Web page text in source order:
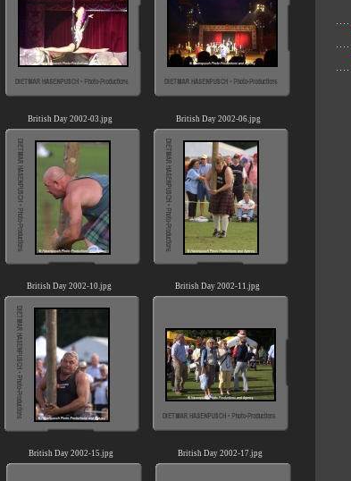
British Day 2002-03.jpg British Day 2002-06.jpg
British Day 2002-10.jpg British Day 2002-11.jpg
British Day 2002-15.jpg British Day 2002-17.jpg